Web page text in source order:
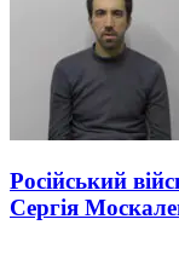
Російський
Сергія